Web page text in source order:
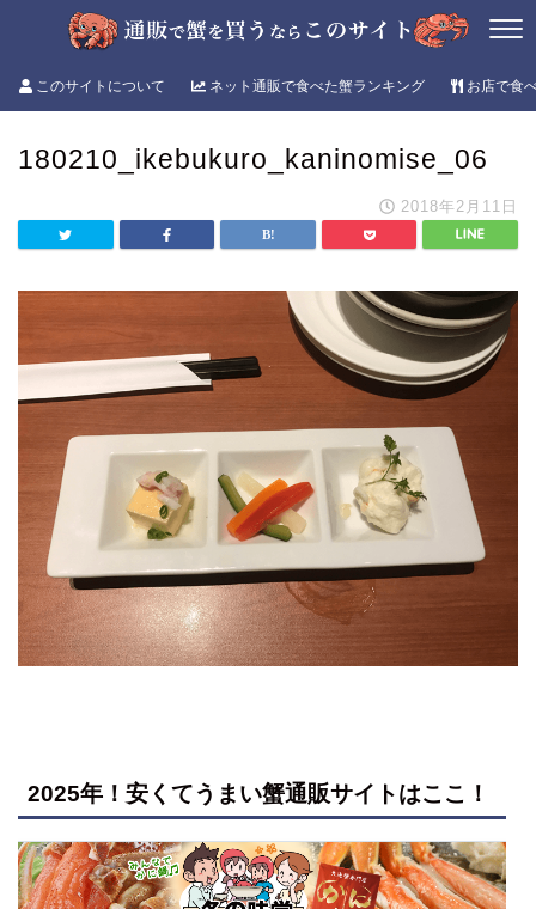
このサイトについて ネット通販で食べた蟹ランキング お店で食
180210_ikebukuro_kaninomise_06
2018年2月11日
2025年！安くてうまい蟹通販サイトはここ！